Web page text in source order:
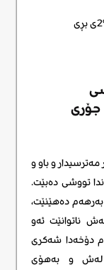
مەگنیسیۆم و نیاسین (ڤیتامین B3): 2%ی بڕی
و باو و
لە جیهاندا تووشی دەبێت.
دەهێنێت،
ناتوانێت ئەو
دۆخەدا شەکری
لەش و بەهۆی